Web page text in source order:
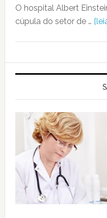
O hospital Albert
cúpula do setor de …